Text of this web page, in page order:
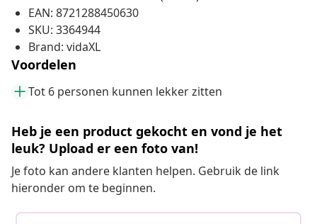
EAN: 8721288450630
SKU: 3364944
Brand: vidaXL
Voordelen
Tot 6 personen kunnen lekker zitten
Heb je een product gekocht en vond je het
leuk? Upload er een foto van!
Je foto kan andere klanten helpen. Gebruik de link
hieronder om te beginnen.